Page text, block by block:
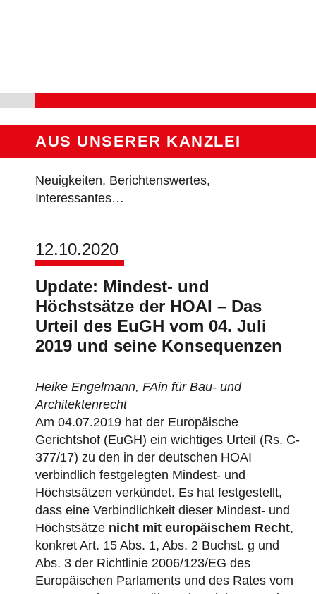
AUS UNSERER KANZLEI
Neuigkeiten, Berichtenswertes,
Interessantes…
12.10.2020
Update: Mindest- und
Höchstsätze der HOAI – Das
Urteil des EuGH vom 04. Juli
2019 und seine Konsequenzen
Heike Engelmann, FAin für Bau- und
Architektenrecht
Am 04.07.2019 hat der Europäische
Gerichtshof (EuGH) ein wichtiges Urteil (Rs. C-
377/17) zu den in der deutschen HOAI
verbindlich festgelegten Mindest- und
Höchstsätzen verkündet. Es hat festgestellt,
dass eine Verbindlichkeit dieser Mindest- und
Höchstsätze nicht mit europäischem Recht,
konkret Art. 15 Abs. 1, Abs. 2 Buchst. g und
Abs. 3 der Richtlinie 2006/123/EG des
Europäischen Parlaments und des Rates vom